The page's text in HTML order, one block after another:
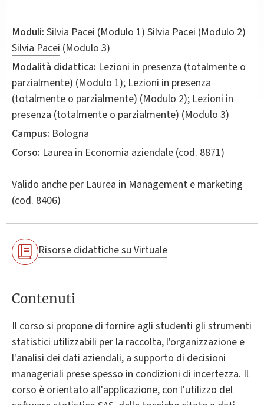
Moduli: Silvia Pacei (Modulo 1) Silvia Pacei (Modulo 2)
Silvia Pacei (Modulo 3)
Modalità didattica: Lezioni in presenza (totalmente o
parzialmente) (Modulo 1); Lezioni in presenza
(totalmente o parzialmente) (Modulo 2); Lezioni in
presenza (totalmente o parzialmente) (Modulo 3)
Campus: Bologna
Corso: Laurea in Economia aziendale (cod. 8871)
Valido anche per Laurea in Management e marketing
(cod. 8406)
Risorse didattiche su Virtuale
Contenuti
Il corso si propone di fornire agli studenti gli strumenti
statistici utilizzabili per la raccolta, l'organizzazione e
l'analisi dei dati aziendali, a supporto di decisioni
manageriali prese spesso in condizioni di incertezza. Il
corso è orientato all'applicazione, con l'utilizzo del